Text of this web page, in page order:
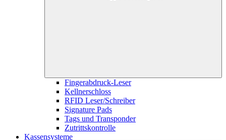
Fingerabdruck-Leser
Kellnerschloss
RFID Leser/Schreiber
Signature Pads
Tags und Transponder
Zutrittskontrolle
Kassensysteme